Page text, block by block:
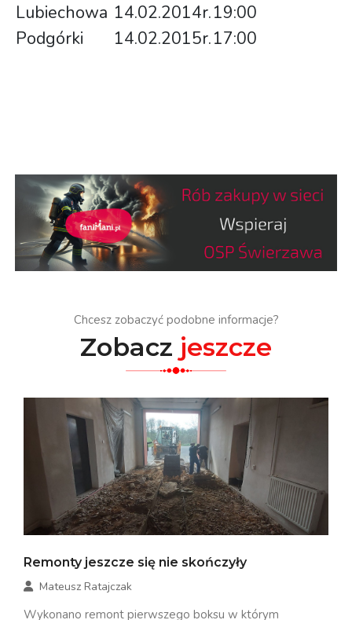
Lubiechowa 14.02.2014r.19:00
Podgórki
14.02.2015r.17:00
Chcesz zobaczyć podobne informacje?
Zobacz jeszcze
Remonty jeszcze się nie skończyły
Mateusz Ratajczak
Wykonano remont pierwszego boksu w którym